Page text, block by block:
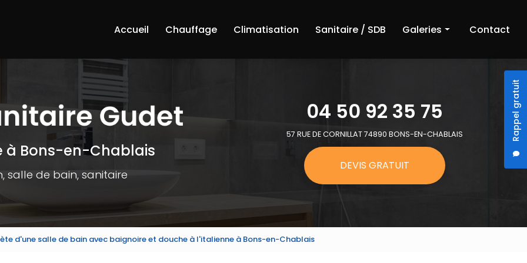
Rappel gratuit
Accueil
Chauffage Climatisation Sanitaire / SDB Galeries
Sanitaire et salle de bain
Contact
à Bons-en-Chablais
salle de bain, sanitaire
04 50 92 35 75
57 RUE DE CORNILLAT 74890 BONS-EN-CHABLAIS
DEVIS GRATUIT
d'une salle de bain avec baignoire et douche à l'italienne à Bons-en-Chablais